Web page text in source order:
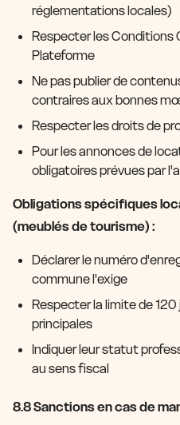
réglementations locales)
Respecter les Conditions
Plateforme
Ne pas publier de
contraires aux bonnes
Respecter les droits de
Pour les annonces de
obligatoires prévues par
Obligations spécifiques
(meublés de tourisme) :
Déclarer le numéro
commune l'exige
Respecter la limite de
principales
Indiquer leur statut
au sens fiscal
8.8 Sanctions en cas de